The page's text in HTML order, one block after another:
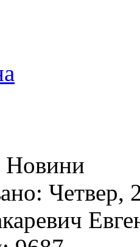
Новини
Четвер,